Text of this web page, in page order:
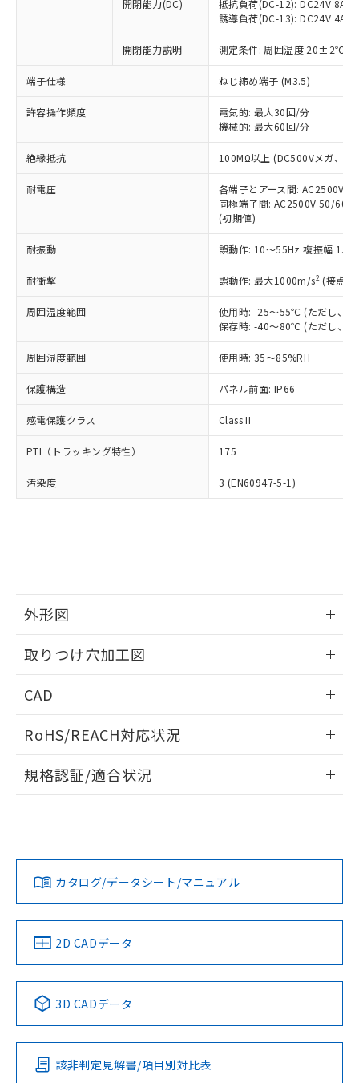
開閉能力(DC)
抵抗負荷(DC-12): DC24V 8A/
誘導負荷(DC-13): DC24V 4A/
開閉能力説明 測定条件: 周囲温度 20±2℃、
端子仕様 ねじ締め端子 (M3.5)
許容操作頻度
電気的: 最大30回/分
機械的: 最大60回/分
絶縁抵抗 100MΩ以上 (DC500Vメガ、点
耐電圧
各端子とアース間: AC2500V
同極端子間: AC2500V 50/
(初期値)
耐振動 誤動作: 10～55Hz 複振幅
耐衝撃 誤動作: 最大1000m/s2 (接点
周囲温度範囲
使用時: -25～55℃ (ただし、氷
保存時: -40～80℃ (ただし、氷
周囲湿度範囲 使用時: 35～85%RH
保護構造 パネル前面: IP66
感電保護クラス Class II
PTI（トラッキング特性） 175
汚染度 3 (EN60947-5-1)
外形図
取りつけ穴加工図
CAD
ドすることができます。
ログイン/会員登録
ダウンロードデータをご利用いただく前に、以下を必ずお読
みください。
ソフトウェアの使用条件
RoHS/REACH対応状況
EU RoHS 注意事項・凡例
対応済み
中国 RoHS 注意事項・凡例
Pb Hg Cd Cr(VI)
O
規格認証/適合状況
カタログ/データシート/マニュアル
2D CADデータ
3D CADデータ
該非判定見解書/項目別対比表
ことをご了承ください。
在庫状況および標準価格照会結果は、
記載している更新日時点での社内デー
タに基づき作成されるものであり、閲
覧された時点での実際の在庫および標
準価格とは異なる場合があることをご
正式な納期状況および標準価格はお客
様のお取引先、またはお客様担当のオ
ムロン制御機器販売店・当社販売員に
オムロン制御機器販売店や当社販売拠
販売ネットワーク
」をご確認
在庫状況および標準価格結果を当社の
事前の承諾なく第三者に漏洩または開
示しないようお願いします。
マイパーツ機能（部品リスト作成サー
ビス）をご利用いただくには、I-Web
メンバーズにご登録されている必要が
お客様が当ウェブサイト上で当社にご
登録された部品リストについて、当社
および当社の共同利用者が、当社の製
品・サービスに関するお客様との取
引・商談に必要な範囲で利用すること
をご了承ください。
※当社の共同利用者とは、"個人情報
の「1.共同利
用者の範囲」に記載されている法人を
むを得ず変更することがあります。
*EU RoHS指令（10物質）：
鉛(Pb) 1000ppm以下、 水銀(Hg) 1000ppm以下、 カド
ミウム(Cd) 100ppm以下、
六価クロム(Cr(Ⅵ)) 1000ppm以下、ポリ臭化ビフェニル
類(PBB) 1000ppm以下、ポリ臭化ジフェニルエーテル類
(PBDE) 1000ppm以下、フタル酸ビス(2-エチルヘキシ
ル) (DEHP)(別名：DOP) 1000ppm以下、フタル酸ブチ
(DIBP) 1000ppm以下
但し、RoHS指令で産業用監視および制御機器に対する
フタル酸エステル類の４物質については閾値を超える意
図的な使用がないことを確認しています。
部品在庫の切り替え状況などにより、予定
月が前後することがあります。
※3 非含有証明書ダウンロード
下記の非含有証明書をダウンロードするこ
とができます。
EU RoHS指令（10物質）の非含有証明書
51物質の非含有証明書（当社基準）
※本証明書は発行日時点で非含有を証明す
欄に対応日を記載しておりました。
既に当社にて対応品への在庫切替を完了
り、2022年1月12日より割愛しておりま
す。
「－」：未確認です。当社販売部門へお問
*中国RoHS10物質の基準値 (GB/T26572)：
Pb(鉛) :1000ppm、 Hg(水銀) : 1000ppm、 Cd(カドミウ
ニル類) : 1000ppm、 PBDEs(ポリ臭化ジフェニルエーテ
DBP(フタル酸ジブチル) : 1000ppm、 DIBP(フタル酸ジ
イソブチル) : 1000ppm、 BBP(フタル酸ブチルベンジ
ル) : 1000ppm、
DEHP(フタル酸ビス(2-エチルヘキシル)) : 1000ppm
「ｅ」：有害物質（10物質）のすべてが基
準値以下であることを示します。
「10」：通常の使用状況下において有害物
質が外部に漏えいし、環境に深刻な影響を
及ぼさない年数を意味します。
「－」：未確認です。当社販売部門へお問
い合わせください。
当社は、これら貴社製品のうち、外国
為替および外国貿易法に定める商品
（以下｢規制貨物等」という）を輸出
または国外への提供する場合は、日本
国政府の輸出許可(または役務取引許
可)を取得するなどの必要な手続きを
当社は規制貨物を破棄する場合は、完
全に破砕するなど、違法に輸出されな
いよう必要な手段を講じます。
当社は貴社製品を、核兵器、ミサイ
ル、化学兵器、生物兵器またはその他
武器並びにこれらの製造装置等に一切
当社は、貴社製品を第三者に販売する
場合は、上記1、2および3の内容を当
該第三者に通知します。また当社は、
販売先および販売に係わる関係者が違
法に輸出するおそれがある場合は、取
り引きをいたしません。
○ 一定数以上の在庫あり
一定数には満たないが在庫あり
在庫なし(最新の在庫状況につ
いては、お客様のお取引先、ま
たはお客様担当のオムロン制御
機器販売店・当社販売員にご確
白
受注生産機種、また在庫状況の
情報を公開していない機種